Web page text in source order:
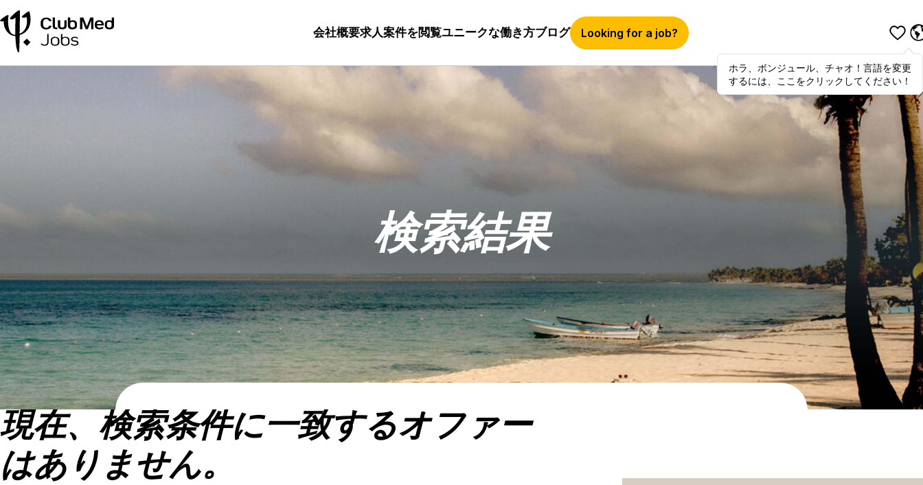
会社概要求人案件を閲覧ユニークな働き方ブログ Looking for a job?
Hola,bonjour, ciao! To switch
languages, click here!
ホラ、ボンジュール、チャオ！言語を変更
するには、ここをクリックしてください！
検索結果
現在、検索条件に一致するオファー
はありません。